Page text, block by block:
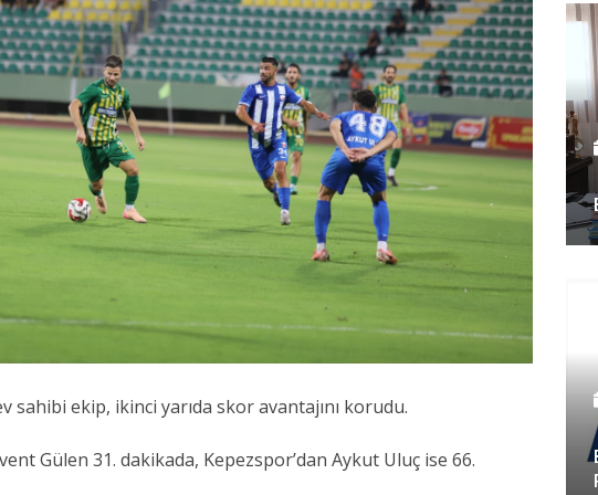
sahibi ekip, ikinci yarıda skor avantajını korudu.
Gülen 31. dakikada, Kepezspor’dan Aykut Uluç ise 66.